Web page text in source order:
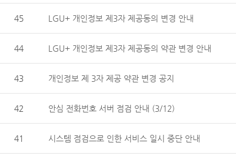
45 LGU+ 개인정보 제3자 제공동의 변경 안내
44 LGU+ 개인정보 제3자 제공동의 약관 변경 안내
43 개인정보 제 3자 제공 약관 변경 공지
42 안심 전화번호 서버 점검 안내 (3/12)
41 시스템 점검으로 인한 서비스 일시 중단 안내